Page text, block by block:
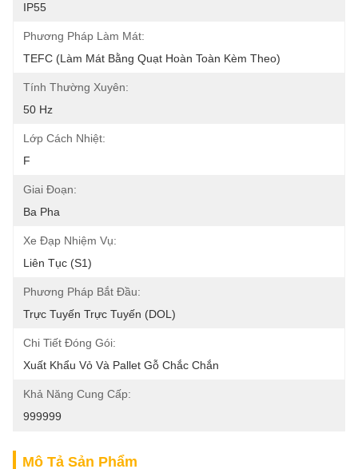
IP55
Phương Pháp Làm Mát:
TEFC (Làm Mát Bằng Quạt Hoàn Toàn Kèm Theo)
Tính Thường Xuyên:
50 Hz
Lớp Cách Nhiệt:
F
Giai Đoạn:
Ba Pha
Xe Đạp Nhiệm Vụ:
Liên Tục (S1)
Phương Pháp Bắt Đầu:
Trực Tuyến Trực Tuyến (DOL)
Chi Tiết Đóng Gói:
Xuất Khẩu Vỏ Và Pallet Gỗ Chắc Chắn
Khả Năng Cung Cấp:
999999
Mô Tả Sản Phẩm